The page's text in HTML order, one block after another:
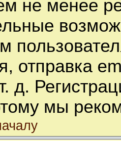
не менее
отправка
д.
мы